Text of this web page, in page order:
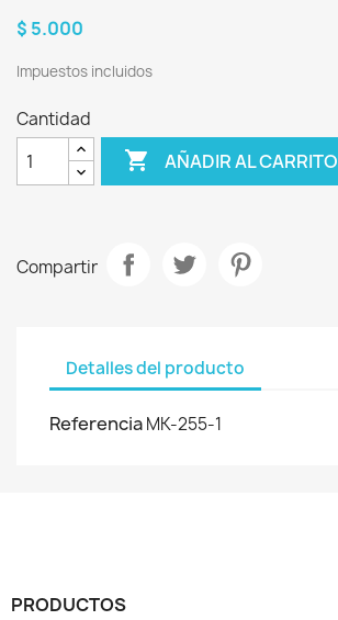
$ 5.000
Impuestos incluidos
Cantidad
 AÑADIR AL CARRITO
Compartir
Detalles del producto
ReferenciaMK-255-1
PRODUCTOS